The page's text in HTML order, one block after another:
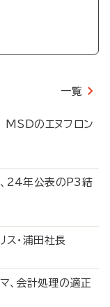
一覧
のエヌフロン
24年公表のP3結
・浦田社長
、会計処理の適正